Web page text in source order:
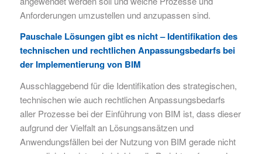
Anforderungen umzustellen und anzupassen sind.
Pauschale Lösungen gibt es nicht – Identifikation des
technischen und rechtlichen Anpassungsbedarfs bei
der Implementierung von BIM
Ausschlaggebend für die Identifikation des strategischen,
technischen wie auch rechtlichen Anpassungsbedarfs
aller Prozesse bei der Einführung von BIM ist, dass dieser
aufgrund der Vielfalt an Lösungsansätzen und
Anwendungsfällen bei der Nutzung von BIM gerade nicht